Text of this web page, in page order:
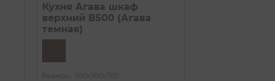
Кухня Агава шкаф
верхний В500 (Агава
темная)